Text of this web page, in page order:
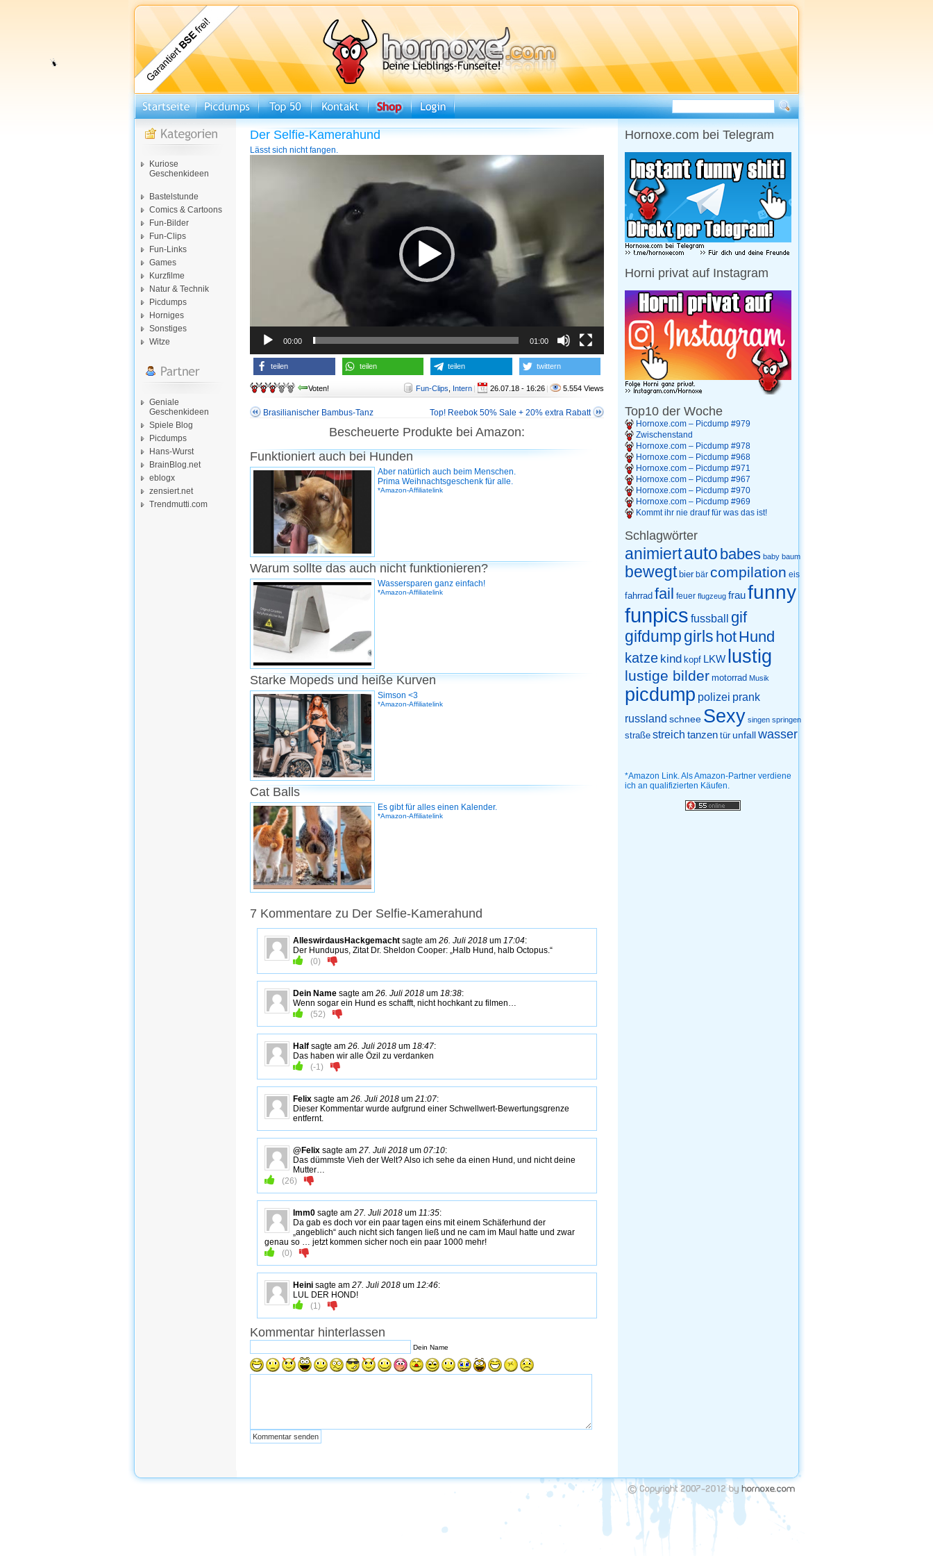
Kuriose
Geschenkideen
Bastelstunde
Comics & Cartoons
Fun-Bilder
Fun-Clips
Fun-Links
Games
Kurzfilme
Natur & Technik
Picdumps
Horniges
Sonstiges
Witze
Geniale
Geschenkideen
Spiele Blog
Picdumps
Hans-Wurst
BrainBlog.net
eblogx
zensiert.net
Trendmutti.com
Der Selfie-Kamerahund
Lässt sich nicht fangen.
00:00 01:00
teilen teilen teilen twittern
Voten! Fun-Clips Intern | 26.07.18 - 16:26 | 5.554 Views
Brasilianischer Bambus-Tanz Top! Reebok 50% Sale + 20% extra Rabatt
Bescheuerte Produkte bei Amazon:
Funktioniert auch bei Hunden
Aber natürlich auch beim Menschen.
Prima Weihnachtsgeschenk für alle.
*Amazon-Affiliatelink
Warum sollte das auch nicht funktionieren?
Wassersparen ganz einfach!
*Amazon-Affiliatelink
Starke Mopeds und heiße Kurven
Simson <3
*Amazon-Affiliatelink
Cat Balls
Es gibt für alles einen Kalender.
*Amazon-Affiliatelink
7 Kommentare zu Der Selfie-Kamerahund
AlleswirdausHackgemacht sagte am 26. Juli 2018 um 17:04:
Der Hundupus, Zitat Dr. Sheldon Cooper: „Halb Hund, halb Octopus.“
(0)
Dein Name sagte am 26. Juli 2018 um 18:38:
Wenn sogar ein Hund es schafft, nicht hochkant zu filmen…
(52)
Half sagte am 26. Juli 2018 um 18:47:
Das haben wir alle Özil zu verdanken
(-1)
Felix sagte am 26. Juli 2018 um 21:07:
Dieser Kommentar wurde aufgrund einer Schwellwert-Bewertungsgrenze
entfernt.
@Felix sagte am 27. Juli 2018 um 07:10:
Das dümmste Vieh der Welt? Also ich sehe da einen Hund, und nicht deine
Mutter…
(26)
Imm0 sagte am 27. Juli 2018 um 11:35:
Da gab es doch vor ein paar tagen eins mit einem Schäferhund der
„angeblich“ auch nicht sich fangen ließ und ne cam im Maul hatte und zwar
genau so … jetzt kommen sicher noch ein paar 1000 mehr!
(0)
Heini sagte am 27. Juli 2018 um 12:46:
LUL DER HOND!
(1)
Kommentar hinterlassen
Dein Name
Hornoxe.com bei Telegram
Horni privat auf Instagram
Top10 der Woche
Hornoxe.com – Picdump #979
Zwischenstand
Hornoxe.com – Picdump #978
Hornoxe.com – Picdump #968
Hornoxe.com – Picdump #971
Hornoxe.com – Picdump #967
Hornoxe.com – Picdump #970
Hornoxe.com – Picdump #969
Kommt ihr nie drauf für was das ist!
Schlagwörter
animiertauto babes baby baum
bewegt bier bär compilation eis
fahrrad fail feuer flugzeug fraufunny
funpics fussball gif
gifdump girls hotHund
katze kind kopf LKW lustig
lustige bilder motorrad Musik
picdump polizei prank
russland schnee Sexy singen springen
straße streich tanzen tür unfallwasser
*Amazon Link. Als Amazon-Partner verdiene
ich an qualifizierten Käufen.